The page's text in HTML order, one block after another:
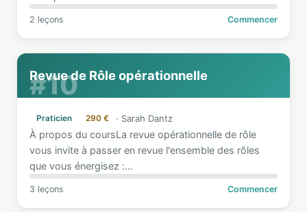
2 leçons Commencer
#10
Revue de Rôle opérationnelle
Praticien 290 € · Sarah Dantz
À propos du coursLa revue opérationnelle de rôle
vous invite à passer en revue l'ensemble des rôles
que vous énergisez :…
3 leçons Commencer